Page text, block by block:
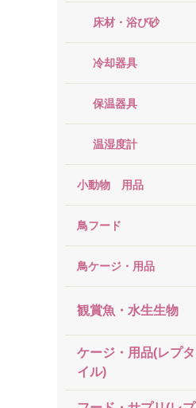
床材・浴び砂
冷却器具
保温器具
温湿度計
小動物 用品
鳥フード
鳥ケージ・用品
観賞魚・水生生物
ケージ・用品(レプタ
イル)